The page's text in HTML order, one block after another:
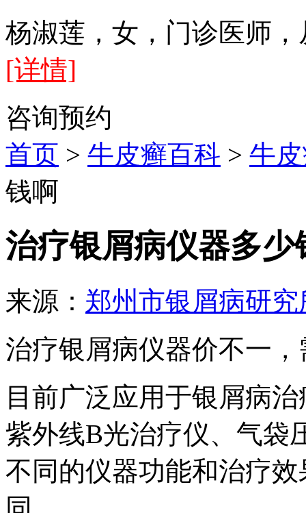
杨淑莲，女，门诊医师
[详情]
咨询预约
首页 > 牛皮癣百科 > 牛
钱啊
治疗银屑病仪器多少
来源： 郑州市银屑病研究
治疗银屑病仪器价不一
目前广泛应用于银屑病
紫外线B光治疗仪、气袋
不同的仪器功能和治疗